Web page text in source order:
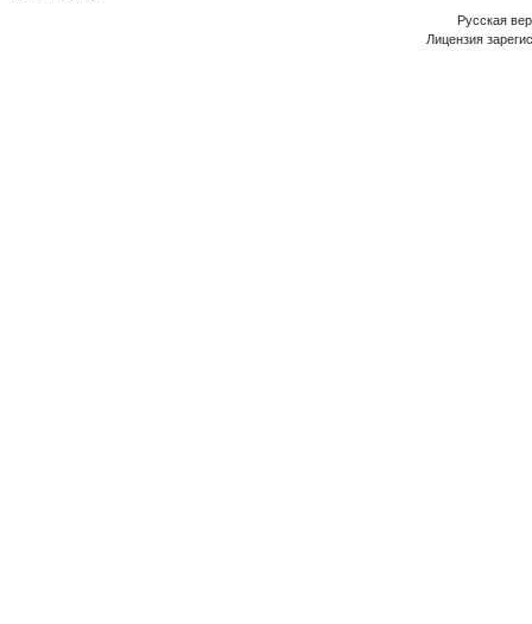
Русская
Лицензия